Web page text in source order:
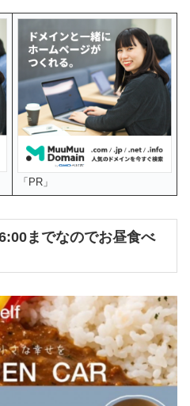
「PR」
までなのでお昼食べ